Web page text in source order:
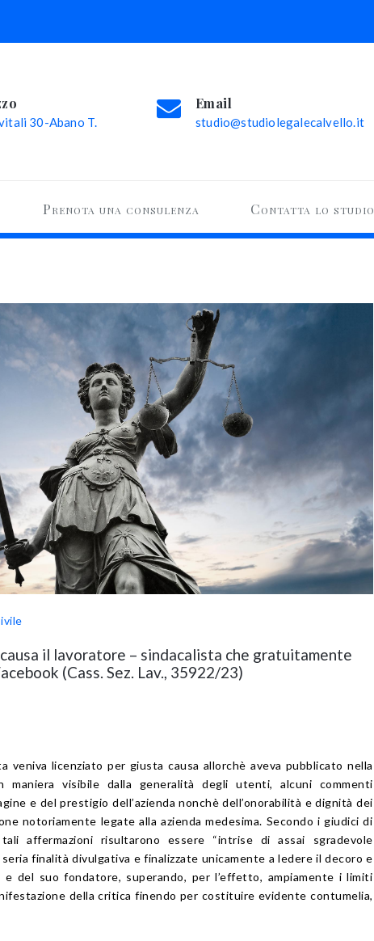
30-Abano T.
Email
studio@studiolegalecalvello.it
Prenota una consulenza Contatta lo studio
il lavoratore – sindacalista che gratuitamente
(Cass. Sez. Lav., 35922/23)
veniva licenziato per giusta causa allorchè aveva pubblicato nella
maniera visibile dalla generalità degli utenti, alcuni commenti
e del prestigio dell’azienda nonchè dell’onorabilità e dignità dei
notoriamente legate alla azienda medesima. Secondo i giudici di
affermazioni risultarono essere “intrise di assai sgradevole
seria finalità divulgativa e finalizzate unicamente a ledere il decoro e
e del suo fondatore, superando, per l’effetto, ampiamente i limiti
della critica finendo per costituire evidente contumelia,